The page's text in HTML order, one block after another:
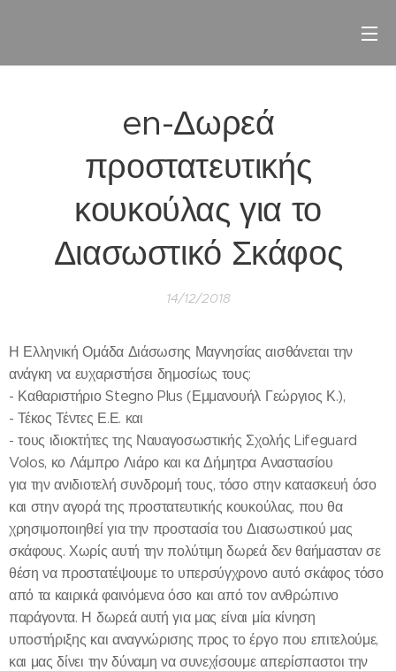
en-Δωρεά
προστατευτικής
κουκούλας για το
Διασωστικό Σκάφος
14/12/2018
Η Ελληνική Ομάδα Διάσωσης Μαγνησίας αισθάνεται την
ανάγκη να ευχαριστήσει δημοσίως τους:
- Καθαριστήριο Stegno Plus (Εμμανουήλ Γεώργιος Κ.),
- Τέκος Τέντες Ε.Ε. και
- τους ιδιοκτήτες της Ναυαγοσωστικής Σχολής Lifeguard
Volos, κο Λάμπρο Λιάρο και κα Δήμητρα Αναστασίου
για την ανιδιοτελή συνδρομή τους, τόσο στην κατασκευή όσο
και στην αγορά της προστατευτικής κουκούλας, που θα
χρησιμοποιηθεί για την προστασία του Διασωστικού μας
σκάφους. Χωρίς αυτή την πολύτιμη δωρεά δεν θαήμασταν σε
θέση να προστατέψουμε το υπερσύγχρονο αυτό σκάφος τόσο
από τα καιρικά φαινόμενα όσο και από τον ανθρώπινο
παράγοντα. Η δωρεά αυτή για μας είναι μία κίνηση
υποστήριξης και αναγνώρισης προς το έργο που επιτελούμε,
και μας δίνει την δύναμη να συνεχίσουμε απερίσπαστοι την